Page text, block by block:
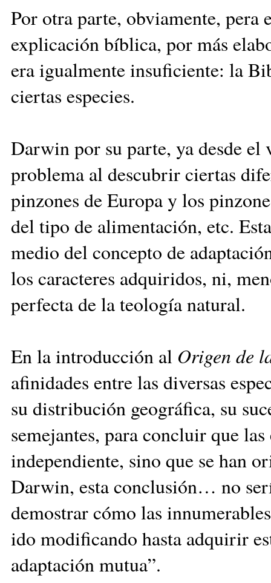
Por otra parte, obviamente,
explicación bíblica, por más
era igualmente insuficiente: la
ciertas especies.
Darwin por su parte, ya desde el
problema al descubrir ciertas
pinzones de Europa y los
del tipo de alimentación, etc.
medio del concepto de
los caracteres adquiridos, ni,
perfecta de la teología natural.
En la introducción al Origen de
afinidades entre las diversas
su distribución geográfica, su
semejantes, para concluir que
independiente, sino que se han
Darwin, esta conclusión… no
demostrar cómo las
ido modificando hasta adquirir
adaptación mutua”.